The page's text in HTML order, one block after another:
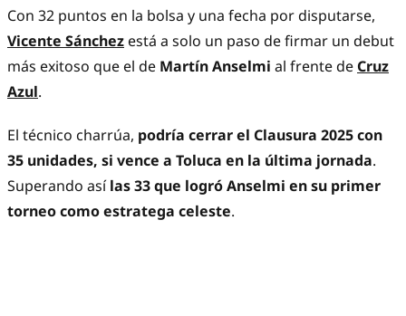
Con 32 puntos en la bolsa y una fecha por disputarse,
Vicente Sánchez está a solo un paso de firmar un debut
más exitoso que el de Martín Anselmi al frente de Cruz
Azul.
El técnico charrúa, podría cerrar el Clausura 2025 con
35 unidades, si vence a Toluca en la última jornada.
Superando asílas 33 que logró Anselmi en su primer
torneo como estratega celeste.